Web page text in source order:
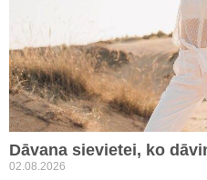
Dāvana sievietei, ko
02.08.2026